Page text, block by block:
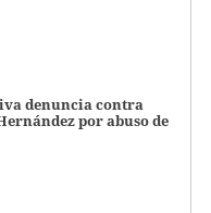
denuncia contra
por abuso de